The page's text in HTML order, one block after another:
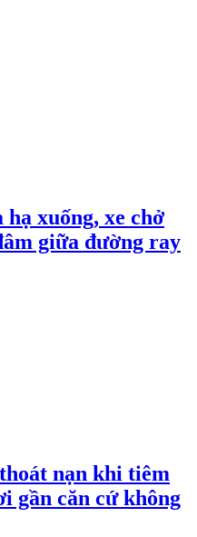
xuống, xe chở
giữa đường ray
nạn khi tiêm
gần căn cứ không